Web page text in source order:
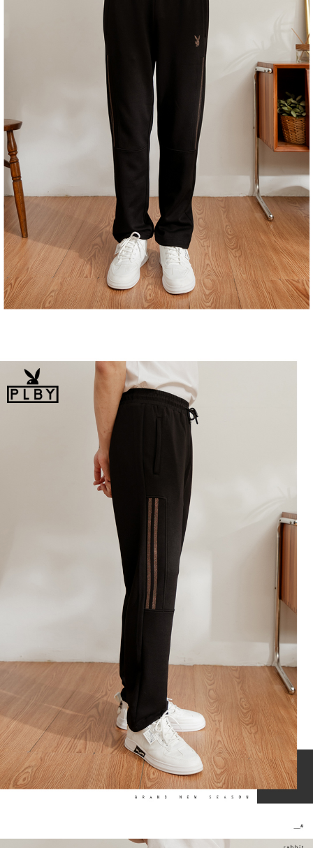
2.基於同意付款使用「大哥付你分期」之契約關係目的，商店將以您的個人
資料（包含姓名、電話或地址）提供予台灣大哥大進項蒐集、處理及利用，
由本公司與您本人進行分期帳單所需資料之確認、核對及更正。
3.完整用戶服務條款，請詳閱以下連結：
https://oppay.tw/userRule
※ 交易是否成功請以「AFTEE先享後付 」之結帳頁面顯示為準，若有關於
是否繳費成功／繳費後需取消欲退款等相關疑問，請聯繫「AFTEE先享後付
https://netprotections.freshdesk.com/support/home
１．透過由恩沛科技股份有限公司提供之「AFTEE先享後付」服務完成之交
易，需依本服務之必要範圍內提供個人資料，並將交易相關給付款項請求債
權轉讓予恩沛科技股份有限公司。
２．關於個人資料處理事宜，請瀏覽以下網址：
https://aftee.tw/terms/#terms3
３．未成年的使用者請事先徵得法定代理人或監護人之同意方可使用
「AFTEE先享後付」，若未經同意申辦者引起之損失，本公司不負相關責
任。
４．使用「AFTEE先享後付」時，將依據個別帳號之用戶狀況，依本公司即
時審查核予不同之上限額度；若仍有額度不足之情形，本公司將視審查結果
請求用戶進行身份認證。
５．嚴禁一人註冊多個帳號或使用他人資訊註冊。若發現惡意使用之情形，
恩沛科技股份有限公司將有權停止該用戶之使用額度並採取法律行動。
每筆NT$60，滿NT$2,000(含以上)免運費
每筆NT$60，滿NT$2,000(含以上)免運費
宅配
每筆NT$60，滿NT$2,000(含以上)免運費
宅配_離島
每筆NT$100